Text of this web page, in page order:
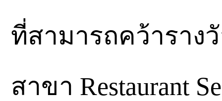
ที่สามารถคว้าราง
สาขา Restaurant